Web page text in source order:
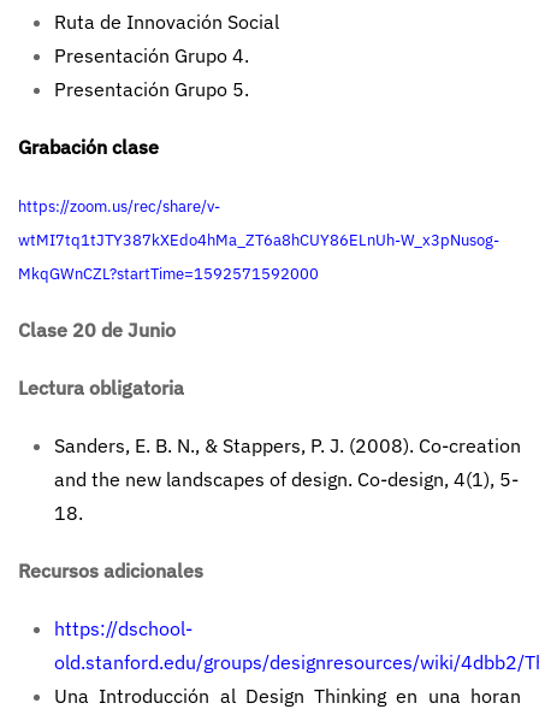
Ruta de Innovación Social
Presentación Grupo 4.
Presentación Grupo 5.
Grabación clase
https://zoom.us/rec/share/v-
wtMI7tq1tJTY387kXEdo4hMa_ZT6a8hCUY86ELnUh-W_x3pNusog-
MkqGWnCZL?startTime=1592571592000
Clase 20 de Junio
Lectura obligatoria
Sanders, E. B. N., & Stappers, P. J. (2008). Co-creation
and the new landscapes of design. Co-design, 4(1), 5-
18.
Recursos adicionales
https://dschool-
old.stanford.edu/groups/designresources/wiki/4dbb2/
Una Introducción al Design Thinking en una horan